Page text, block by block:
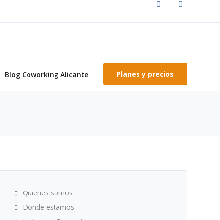
Blog Coworking Alicante Planes y precios
Quienes somos
Donde estamos